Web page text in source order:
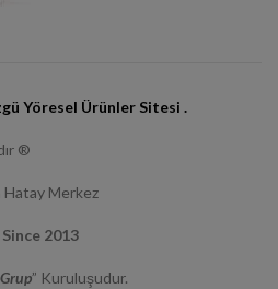
Yöresel Ürünler Sitesi .
®
Merkez
2013
” Kuruluşudur.